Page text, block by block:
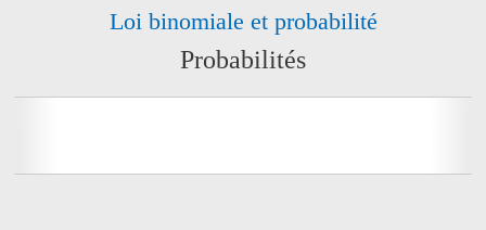
Loi binomiale et probabilité
Probabilités